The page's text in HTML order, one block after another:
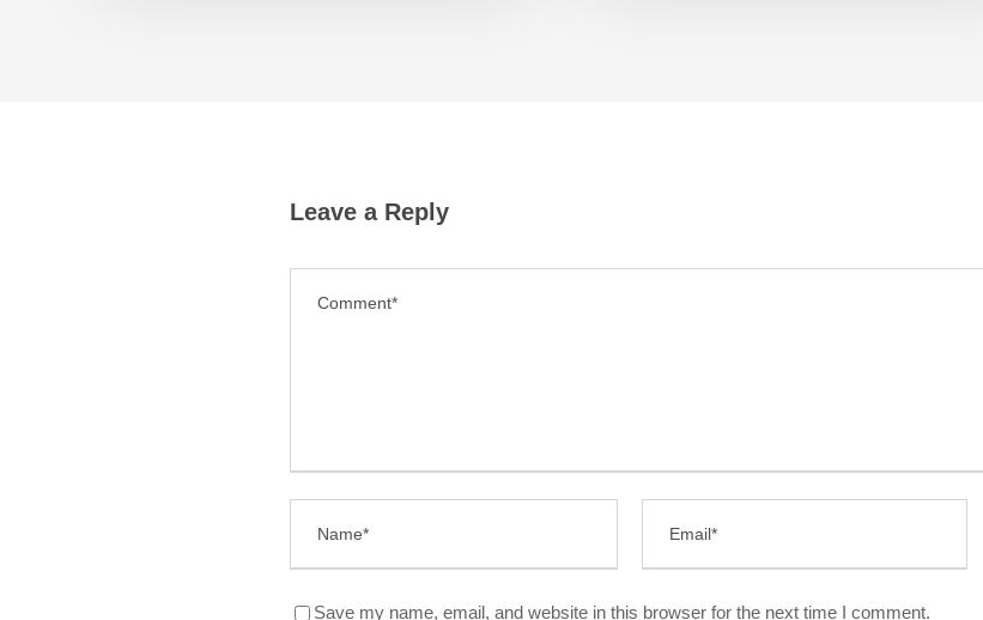
Leave a Reply
Save my name, email, and website in this browser for the next time I comment.